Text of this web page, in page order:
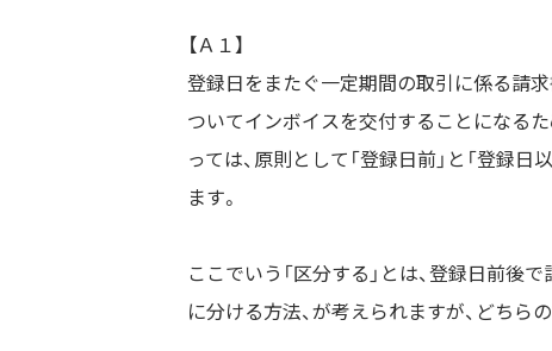
【Ａ１】
登録日をまたぐ一定期間の取引に係る請求
ついてインボイスを交付することになるた
っては、原則として「登録日前」と「登録
ます。
ここでいう「区分する」とは、登録日前後
に分ける方法、が考えられますが、どちら